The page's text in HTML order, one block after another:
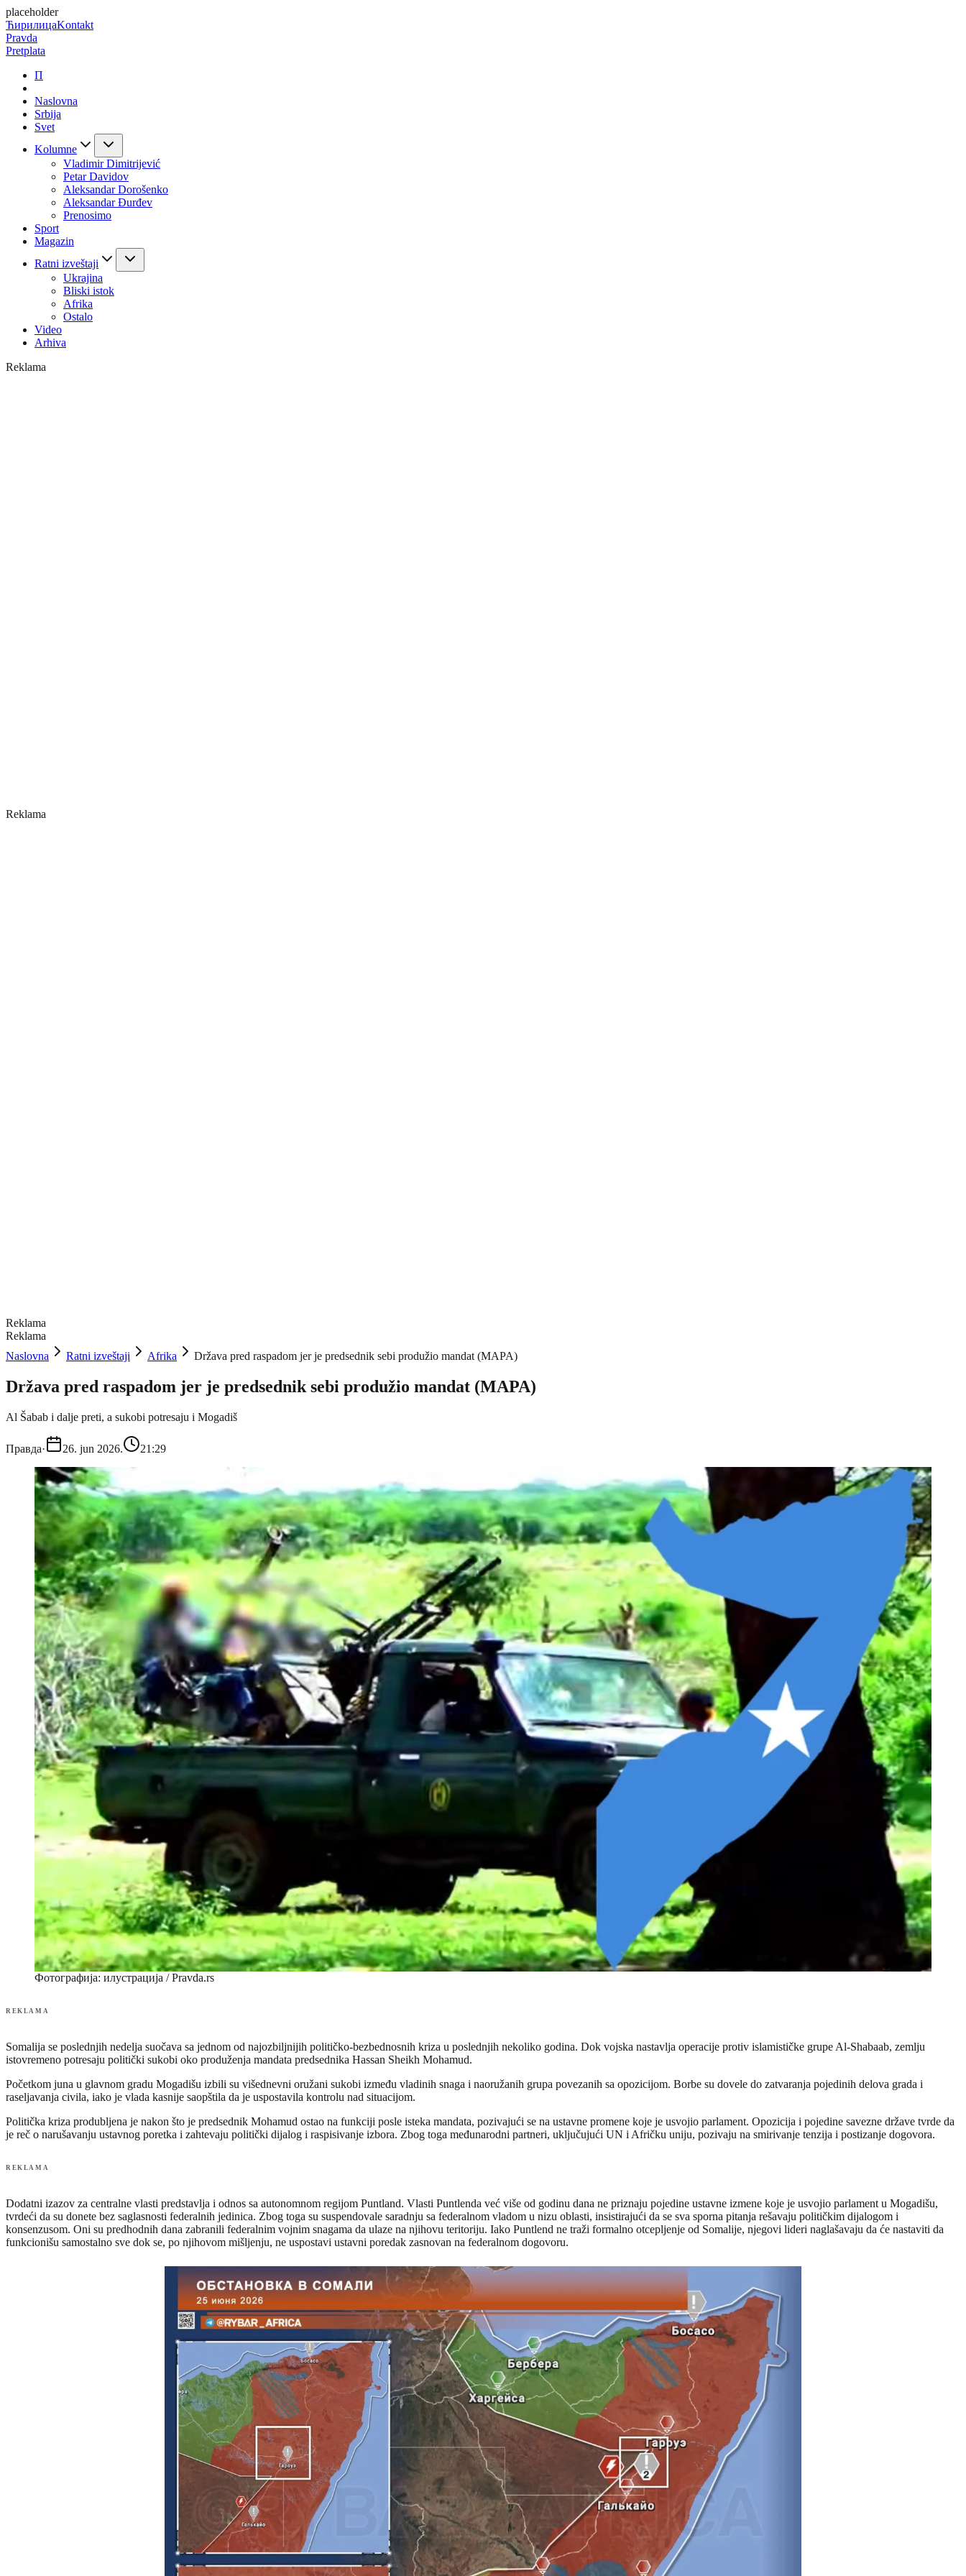
placeholder
ЋирилицаKontakt
Pravda
Pretplata
П
Naslovna
Srbija
Svet
Kolumne
Vladimir Dimitrijević
Petar Davidov
Aleksandar Dorošenko
Aleksandar Đurđev
Prenosimo
Sport
Magazin
Ratni izveštaji
Ukrajina
Bliski istok
Afrika
Ostalo
Video
Arhiva
Reklama
Reklama
Reklama
Reklama
Naslovna
Ratni izveštaji Afrika Država pred raspadom jer je predsednik sebi produžio mandat (MAPA)
Država pred raspadom jer je predsednik sebi produžio mandat (MAPA)
Al Šabab i dalje preti, a sukobi potresaju i Mogadiš
Правда· 26. jun 2026. 21:29
Фотографија: илустрација / Pravda.rs
REKLAMA
Somalija se poslednjih nedelja suočava sa jednom od najozbiljnijih političko-bezbednosnih kriza u poslednjih nekoliko godina. Dok vojska nastavlja operacije protiv islamističke grupe Al-Shabaab, zemlju
istovremeno potresaju politički sukobi oko produženja mandata predsednika Hassan Sheikh Mohamud.
Početkom juna u glavnom gradu Mogadišu izbili su višednevni oružani sukobi između vladinih snaga i naoružanih grupa povezanih sa opozicijom. Borbe su dovele do zatvaranja pojedinih delova grada i
raseljavanja civila, iako je vlada kasnije saopštila da je uspostavila kontrolu nad situacijom.
Politička kriza produbljena je nakon što je predsednik Mohamud ostao na funkciji posle isteka mandata, pozivajući se na ustavne promene koje je usvojio parlament. Opozicija i pojedine savezne države tvrde da
je reč o narušavanju ustavnog poretka i zahtevaju politički dijalog i raspisivanje izbora. Zbog toga međunarodni partneri, uključujući UN i Afričku uniju, pozivaju na smirivanje tenzija i postizanje dogovora.
REKLAMA
Dodatni izazov za centralne vlasti predstavlja i odnos sa autonomnom regijom Puntland. Vlasti Puntlenda već više od godinu dana ne priznaju pojedine ustavne izmene koje je usvojio parlament u Mogadišu,
tvrdeći da su donete bez saglasnosti federalnih jedinica. Zbog toga su suspendovale saradnju sa federalnom vladom u nizu oblasti, insistirajući da se sva sporna pitanja rešavaju političkim dijalogom i
konsenzusom. Oni su predhodnih dana zabranili federalnim vojnim snagama da ulaze na njihovu teritoriju. Iako Puntlend ne traži formalno otcepljenje od Somalije, njegovi lideri naglašavaju da će nastaviti da
funkcionišu samostalno sve dok se, po njihovom mišljenju, ne uspostavi ustavni poredak zasnovan na federalnom dogovoru.